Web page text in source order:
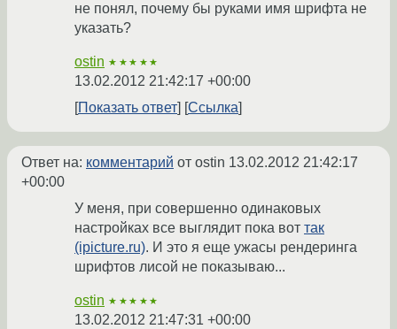
не понял, почему бы руками имя шрифта не
указать?
ostin ★★★★★
13.02.2012 21:42:17 +00:00
Показать ответ
Ссылка
Ответ на: комментарий от ostin 13.02.2012 21:42:17
+00:00
У меня, при совершенно одинаковых
настройках все выглядит пока вот так
(ipicture.ru). И это я еще ужасы рендеринга
шрифтов лисой не показываю...
ostin ★★★★★
13.02.2012 21:47:31 +00:00